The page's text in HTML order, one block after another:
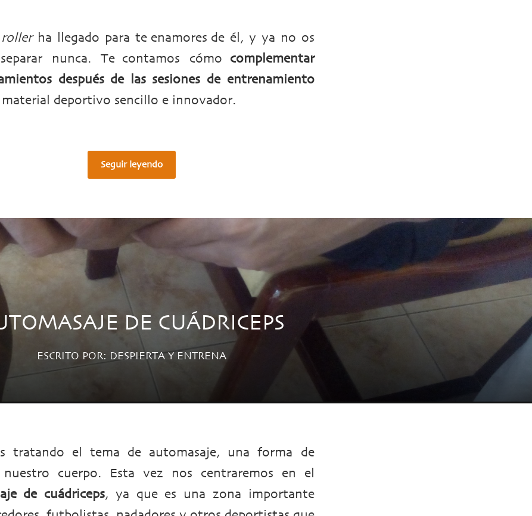
ha llegado para te enamores de él, y ya no os
nunca. Te contamos cómo complementar
después de las sesiones de entrenamiento
material deportivo sencillo e innovador.
Seguir leyendo
DE CUÁDRICEPS
ESCRITO POR: DESPIERTA Y ENTRENA
tratando el tema de automasaje, una forma de
nuestro cuerpo. Esta vez nos centraremos en el
de cuádriceps, ya que es una zona importante